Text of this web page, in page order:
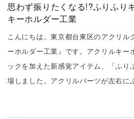
思わず振りたくなる!?ふりふり
キーホルダー工業
こんにちは。東京都台東区のアクリル
ーホルダー工業』です。アクリルキー
ックを加えた新感覚アイテム、「ふり
場しました。アクリルパーツが左右